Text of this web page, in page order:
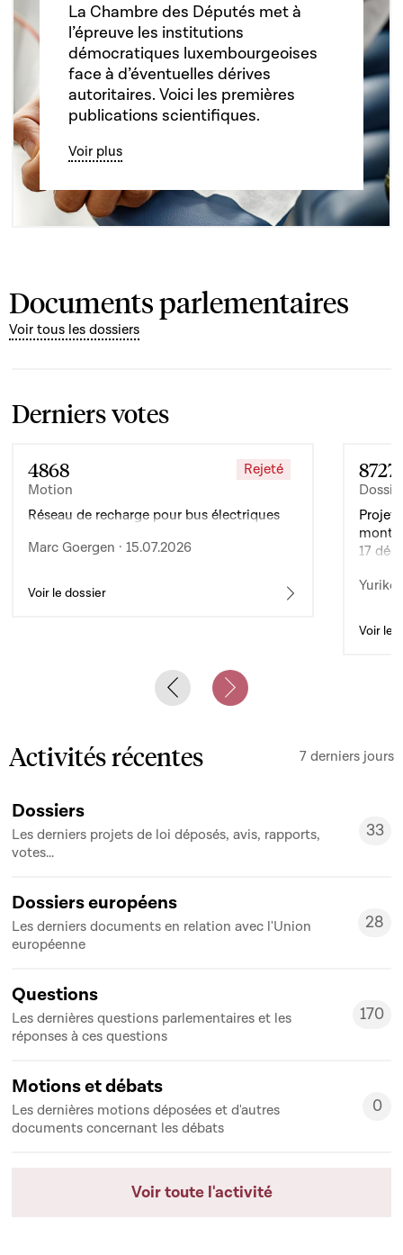
La Chambre des Députés met à
l’épreuve les institutions
démocratiques luxembourgeoises
face à d’éventuelles dérives
autoritaires. Voici les premières
publications scientifiques.
Voir plus
Documents parlementaires
Voir tous les dossiers
Derniers votes
4868
Motion
Rejeté
Réseau de recharge pour bus électriques
Marc Goergen · 15.07.2026
Voir le dossier
8727
Projet
17
Yuriko
Voir le
Previous slideNext slide
Activités récentes 7 derniers jours
Dossiers
Les derniers projets de loi déposés, avis, rapports,
votes...
33
33
Dossiers européens
Les derniers documents en relation avec l'Union
européenne
28
28
Questions
Les dernières questions parlementaires et les
réponses à ces questions
170
170
Motions et débats
Les dernières motions déposées et d'autres
documents concernant les débats
0
0
Voir toute l'activité